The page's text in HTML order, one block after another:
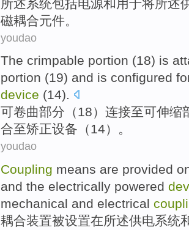
所述系统包括电源和 用于将所述
磁耦合元件。
youdao
The crimpable portion (18) is
portion (19) and is configured
device (14).
可卷曲部分 （18） 连接至可伸缩
合至矫正设备 （14）。
youdao
Coupling means are provided
and the electrically powered
mechanical and electrical
耦合装置被设置在所述供电系统